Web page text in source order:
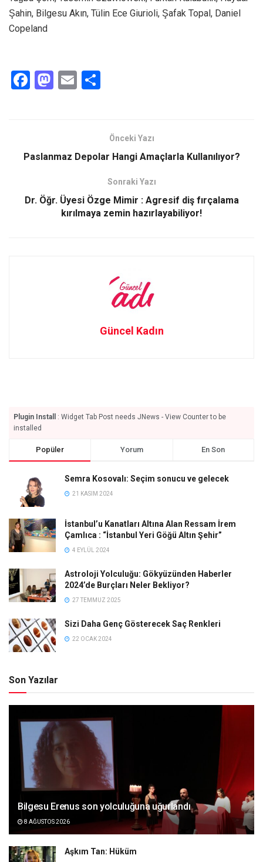
Şahin, Bilgesu Akın, Tülin Ece Giurioli, Şafak Topal, Daniel
Copeland
F
o
k
M
d
n
E
Önceki Yazı
Paslanmaz Depolar Hangi Amaçlarla Kullanılıyor?
Sonraki Yazı
Dr. Öğr. Üyesi Özge Mimir : Agresif diş fırçalama
kırılmaya zemin hazırlayabiliyor!
Güncel Kadın
Plugin Install
: Widget Tab Post needs JNews - View Counter to be
installed
Popüler Yorum En Son
Semra Kosovalı: Seçim sonucu ve gelecek
21 KASIM 2024
İstanbul’u Kanatları Altına Alan Ressam İrem
Çamlıca : “İstanbul Yeri Göğü Altın Şehir”
4 EYLÜL 2024
Astroloji Yolculuğu: Gökyüzünden Haberler
2024’de Burçları Neler Bekliyor?
27 TEMMUZ 2025
Sizi Daha Genç Gösterecek Saç Renkleri
22 OCAK 2024
Son Yazılar
Bilgesu Erenus son yolculuğuna uğurlandı
8 AĞUSTOS 2026
Aşkım Tan: Hüküm